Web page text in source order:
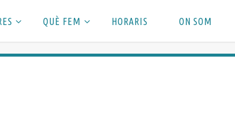
QUÈ FEM HORARIS ON SOM